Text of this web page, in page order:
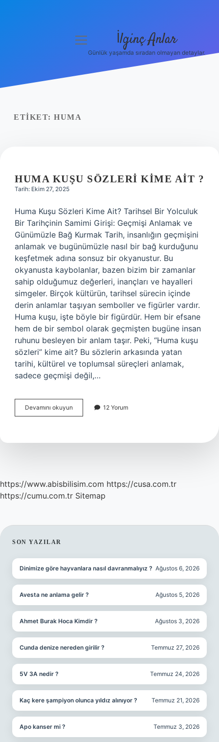
Yasal Uyarı
menüyü
İlginç Anlar
Günlük yaşamda sıradan olmayan detaylar.
ETIKET: HUMA
HUMA KUŞU SÖZLERI KIME AIT ?
Tarih: Ekim 27, 2025
Huma Kuşu Sözleri Kime Ait? Tarihsel Bir Yolculuk
Bir Tarihçinin Samimi Girişi: Geçmişi Anlamak ve
Günümüzle Bağ Kurmak Tarih, insanlığın geçmişini
anlamak ve bugünümüzle nasıl bir bağ kurduğunu
keşfetmek adına sonsuz bir okyanustur. Bu
okyanusta kaybolanlar, bazen bizim bir zamanlar
sahip olduğumuz değerleri, inançları ve hayalleri
simgeler. Birçok kültürün, tarihsel sürecin içinde
derin anlamlar taşıyan semboller ve figürler vardır.
Huma kuşu, işte böyle bir figürdür. Hem bir efsane
hem de bir sembol olarak geçmişten bugüne insan
ruhunu besleyen bir anlam taşır. Peki, “Huma kuşu
sözleri” kime ait? Bu sözlerin arkasında yatan
tarihi, kültürel ve toplumsal süreçleri anlamak,
sadece geçmişi değil,…
Devamını okuyun
kuşu
ait
12 Yorum
https://www.abisbilisim.com https://cusa.com.tr
https://cumu.com.tr Sitemap
SIDEBAR
SON YAZILAR
Dinimize göre hayvanlara nasıl davranmalıyız ? Ağustos 6, 2026
Avesta ne anlama gelir ? Ağustos 5, 2026
Ahmet Burak Hoca Kimdir ? Ağustos 3, 2026
Cunda denize nereden girilir ? Temmuz 27, 2026
5V 3A nedir ? Temmuz 24, 2026
Kaç kere şampiyon olunca yıldız alınıyor ? Temmuz 21, 2026
Apo kanser mi ? Temmuz 3, 2026